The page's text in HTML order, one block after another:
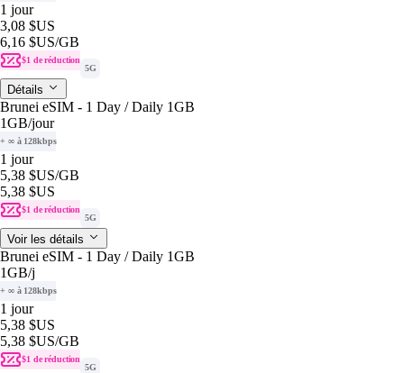
1 jour
3,08 $US
6,16 $US/GB
$1 de réduction
5G
Détails
Brunei eSIM - 1 Day / Daily 1GB
1GB/jour
+ ∞ à 128kbps
1 jour
5,38 $US/GB
5,38 $US
$1 de réduction
5G
Voir les détails
Brunei eSIM - 1 Day / Daily 1GB
1GB/j
+ ∞ à 128kbps
1 jour
5,38 $US
5,38 $US/GB
$1 de réduction
5G